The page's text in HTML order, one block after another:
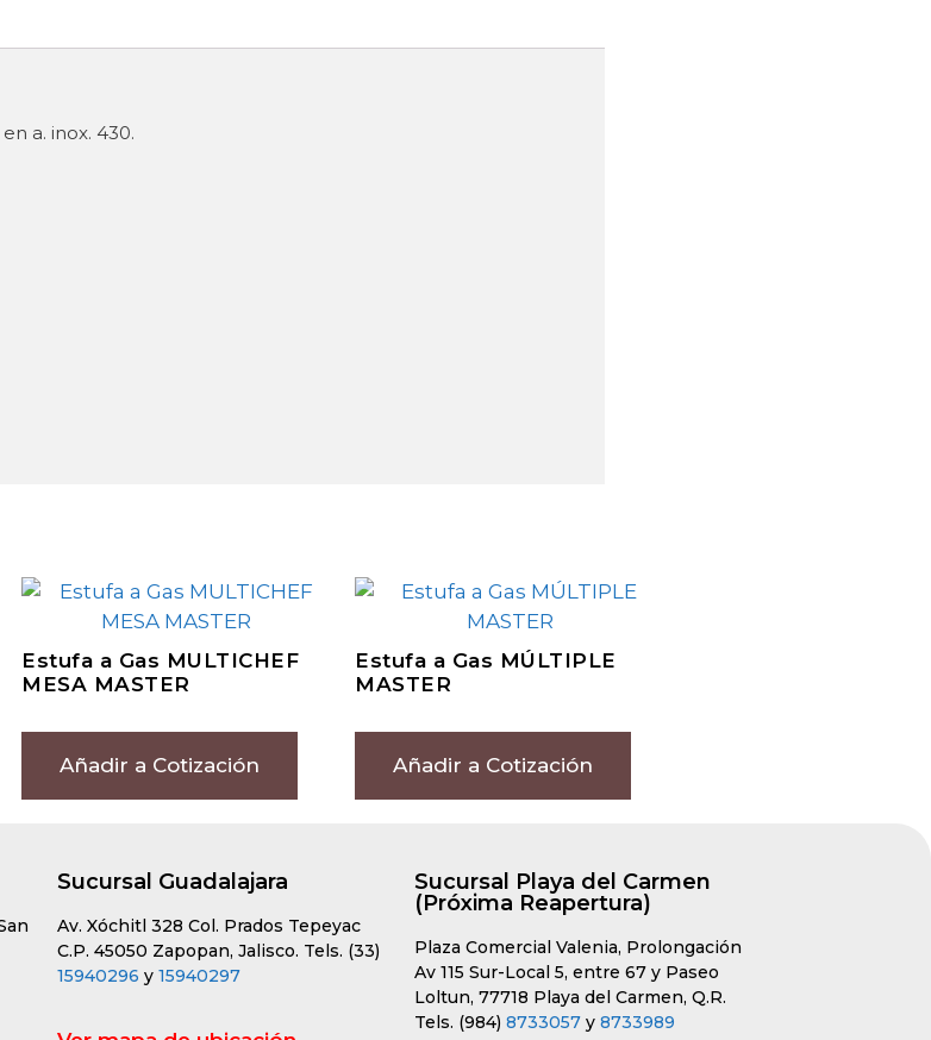
a. inox. 430.
Estufa a Gas MULTICHEF
MESA MASTER
Añadir a Cotización
Estufa a Gas MÚLTIPLE
MASTER
Añadir a Cotización
Sucursal Guadalajara
Av. Xóchitl 328 Col. Prados Tepeyac
C.P. 45050 Zapopan, Jalisco. Tels. (33)
15940296 y 15940297
Sucursal Playa del Carmen
(Próxima Reapertura)
Plaza Comercial Valenia, Prolongación
Av 115 Sur-Local 5, entre 67 y Paseo
Loltun, 77718 Playa del Carmen, Q.R.
Tels. (984) 8733057 y 8733989